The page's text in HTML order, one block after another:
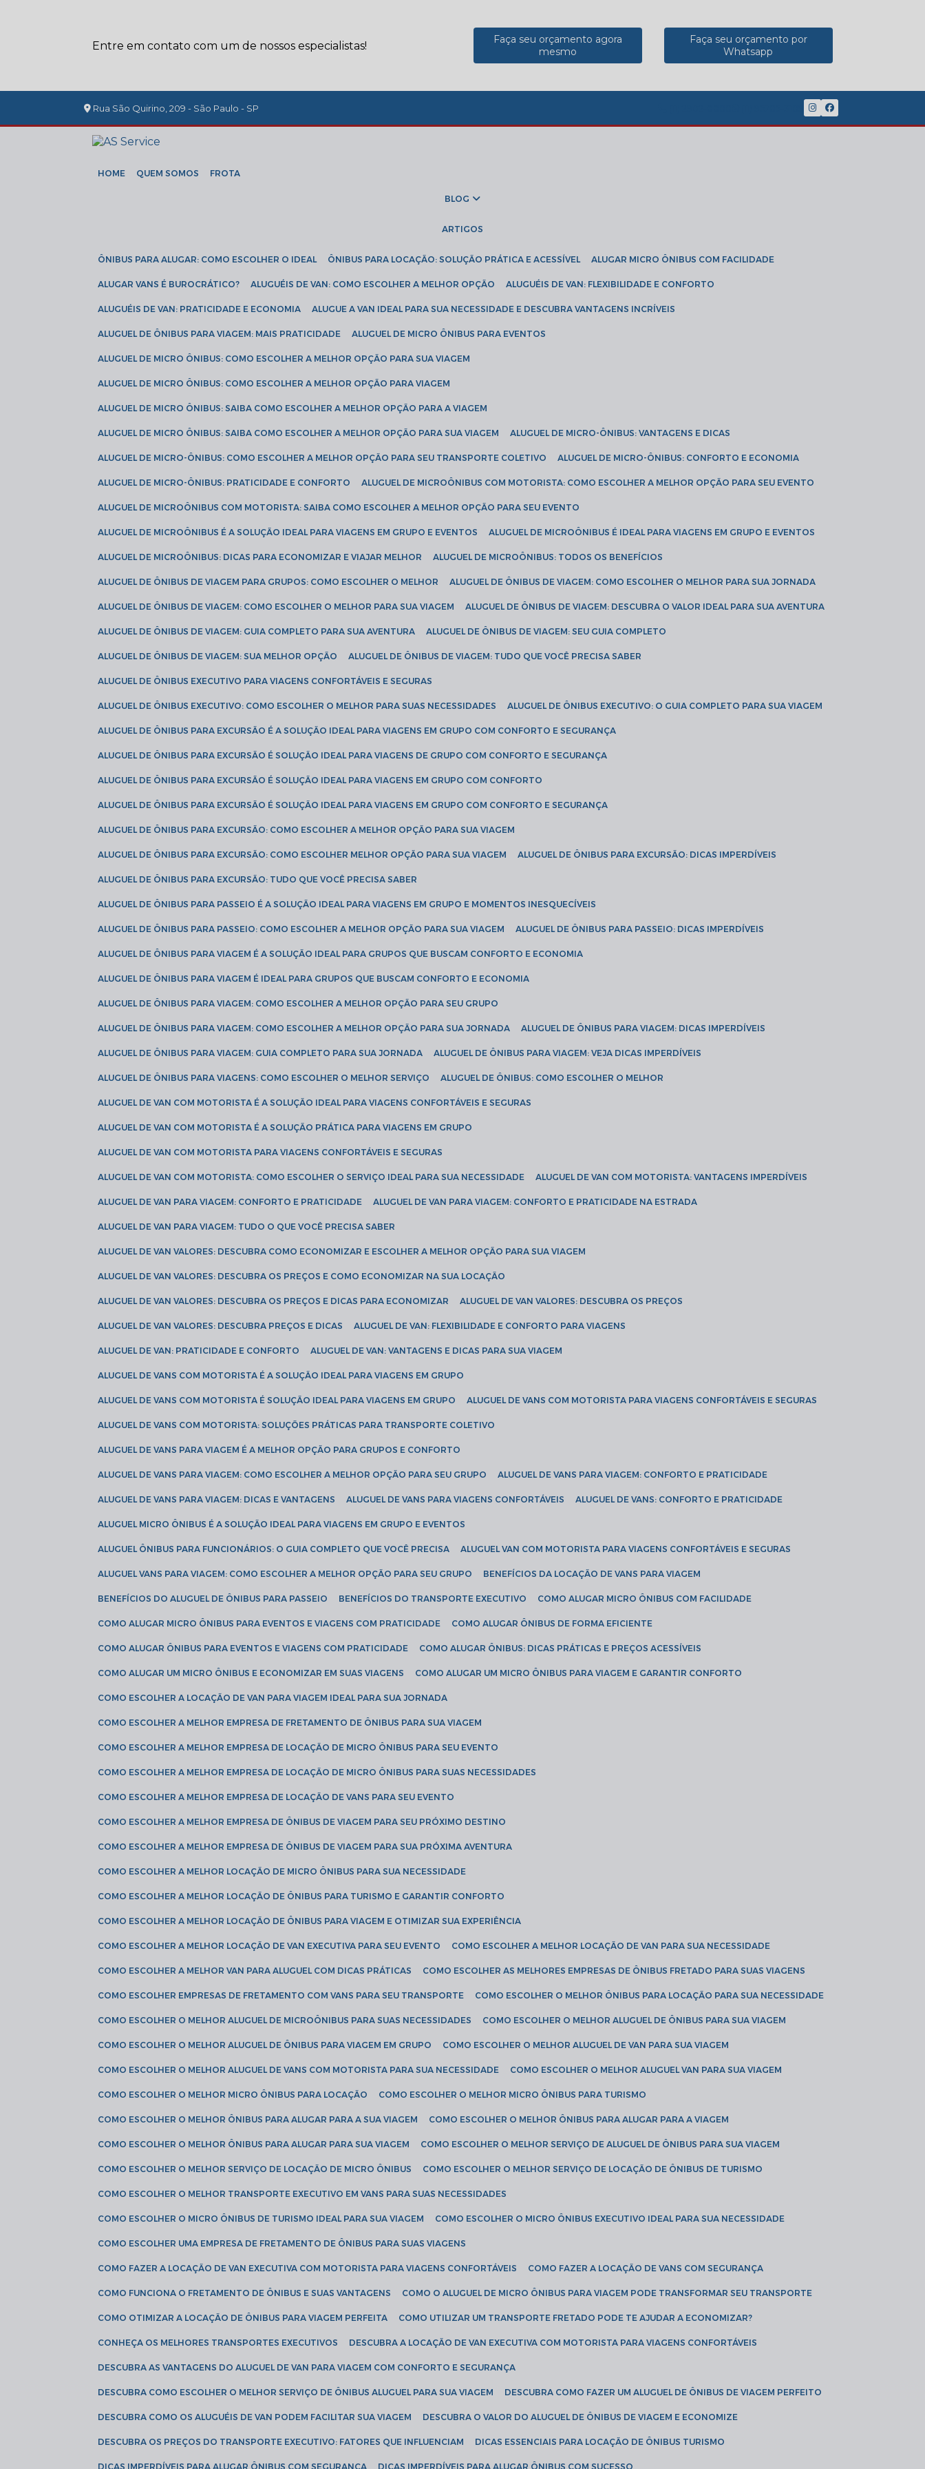
Entre em contato com um de nossos especialistas!
Faça seu orçamento agora
mesmo
Faça seu orçamento por
Whatsapp
Rua São Quirino, 209 - São Paulo - SP
HOME QUEM SOMOS FROTA
BLOG
ARTIGOS
ÔNIBUS PARA ALUGAR: COMO ESCOLHER O IDEAL ÔNIBUS PARA LOCAÇÃO: SOLUÇÃO PRÁTICA E ACESSÍVEL ALUGAR MICRO ÔNIBUS COM FACILIDADE
ALUGAR VANS É BUROCRÁTICO? ALUGUÉIS DE VAN: COMO ESCOLHER A MELHOR OPÇÃO ALUGUÉIS DE VAN: FLEXIBILIDADE E CONFORTO
ALUGUÉIS DE VAN: PRATICIDADE E ECONOMIA ALUGUE A VAN IDEAL PARA SUA NECESSIDADE E DESCUBRA VANTAGENS INCRÍVEIS
ALUGUEL DE ÔNIBUS PARA VIAGEM: MAIS PRATICIDADE ALUGUEL DE MICRO ÔNIBUS PARA EVENTOS
ALUGUEL DE MICRO ÔNIBUS: COMO ESCOLHER A MELHOR OPÇÃO PARA SUA VIAGEM
ALUGUEL DE MICRO ÔNIBUS: COMO ESCOLHER A MELHOR OPÇÃO PARA VIAGEM
ALUGUEL DE MICRO ÔNIBUS: SAIBA COMO ESCOLHER A MELHOR OPÇÃO PARA A VIAGEM
ALUGUEL DE MICRO ÔNIBUS: SAIBA COMO ESCOLHER A MELHOR OPÇÃO PARA SUA VIAGEM ALUGUEL DE MICRO-ÔNIBUS: VANTAGENS E DICAS
ALUGUEL DE MICRO-ÔNIBUS: COMO ESCOLHER A MELHOR OPÇÃO PARA SEU TRANSPORTE COLETIVO ALUGUEL DE MICRO-ÔNIBUS: CONFORTO E ECONOMIA
ALUGUEL DE MICRO-ÔNIBUS: PRATICIDADE E CONFORTO ALUGUEL DE MICROÔNIBUS COM MOTORISTA: COMO ESCOLHER A MELHOR OPÇÃO PARA SEU EVENTO
ALUGUEL DE MICROÔNIBUS COM MOTORISTA: SAIBA COMO ESCOLHER A MELHOR OPÇÃO PARA SEU EVENTO
ALUGUEL DE MICROÔNIBUS É A SOLUÇÃO IDEAL PARA VIAGENS EM GRUPO E EVENTOS ALUGUEL DE MICROÔNIBUS É IDEAL PARA VIAGENS EM GRUPO E EVENTOS
ALUGUEL DE MICROÔNIBUS: DICAS PARA ECONOMIZAR E VIAJAR MELHOR ALUGUEL DE MICROÔNIBUS: TODOS OS BENEFÍCIOS
ALUGUEL DE ÔNIBUS DE VIAGEM PARA GRUPOS: COMO ESCOLHER O MELHOR ALUGUEL DE ÔNIBUS DE VIAGEM: COMO ESCOLHER O MELHOR PARA SUA JORNADA
ALUGUEL DE ÔNIBUS DE VIAGEM: COMO ESCOLHER O MELHOR PARA SUA VIAGEM ALUGUEL DE ÔNIBUS DE VIAGEM: DESCUBRA O VALOR IDEAL PARA SUA AVENTURA
ALUGUEL DE ÔNIBUS DE VIAGEM: GUIA COMPLETO PARA SUA AVENTURA ALUGUEL DE ÔNIBUS DE VIAGEM: SEU GUIA COMPLETO
ALUGUEL DE ÔNIBUS DE VIAGEM: SUA MELHOR OPÇÃO ALUGUEL DE ÔNIBUS DE VIAGEM: TUDO QUE VOCÊ PRECISA SABER
ALUGUEL DE ÔNIBUS EXECUTIVO PARA VIAGENS CONFORTÁVEIS E SEGURAS
ALUGUEL DE ÔNIBUS EXECUTIVO: COMO ESCOLHER O MELHOR PARA SUAS NECESSIDADES ALUGUEL DE ÔNIBUS EXECUTIVO: O GUIA COMPLETO PARA SUA VIAGEM
ALUGUEL DE ÔNIBUS PARA EXCURSÃO É A SOLUÇÃO IDEAL PARA VIAGENS EM GRUPO COM CONFORTO E SEGURANÇA
ALUGUEL DE ÔNIBUS PARA EXCURSÃO É SOLUÇÃO IDEAL PARA VIAGENS DE GRUPO COM CONFORTO E SEGURANÇA
ALUGUEL DE ÔNIBUS PARA EXCURSÃO É SOLUÇÃO IDEAL PARA VIAGENS EM GRUPO COM CONFORTO
ALUGUEL DE ÔNIBUS PARA EXCURSÃO É SOLUÇÃO IDEAL PARA VIAGENS EM GRUPO COM CONFORTO E SEGURANÇA
ALUGUEL DE ÔNIBUS PARA EXCURSÃO: COMO ESCOLHER A MELHOR OPÇÃO PARA SUA VIAGEM
ALUGUEL DE ÔNIBUS PARA EXCURSÃO: COMO ESCOLHER MELHOR OPÇÃO PARA SUA VIAGEM ALUGUEL DE ÔNIBUS PARA EXCURSÃO: DICAS IMPERDÍVEIS
ALUGUEL DE ÔNIBUS PARA EXCURSÃO: TUDO QUE VOCÊ PRECISA SABER
ALUGUEL DE ÔNIBUS PARA PASSEIO É A SOLUÇÃO IDEAL PARA VIAGENS EM GRUPO E MOMENTOS INESQUECÍVEIS
ALUGUEL DE ÔNIBUS PARA PASSEIO: COMO ESCOLHER A MELHOR OPÇÃO PARA SUA VIAGEM ALUGUEL DE ÔNIBUS PARA PASSEIO: DICAS IMPERDÍVEIS
ALUGUEL DE ÔNIBUS PARA VIAGEM É A SOLUÇÃO IDEAL PARA GRUPOS QUE BUSCAM CONFORTO E ECONOMIA
ALUGUEL DE ÔNIBUS PARA VIAGEM É IDEAL PARA GRUPOS QUE BUSCAM CONFORTO E ECONOMIA
ALUGUEL DE ÔNIBUS PARA VIAGEM: COMO ESCOLHER A MELHOR OPÇÃO PARA SEU GRUPO
ALUGUEL DE ÔNIBUS PARA VIAGEM: COMO ESCOLHER A MELHOR OPÇÃO PARA SUA JORNADA ALUGUEL DE ÔNIBUS PARA VIAGEM: DICAS IMPERDÍVEIS
ALUGUEL DE ÔNIBUS PARA VIAGEM: GUIA COMPLETO PARA SUA JORNADA ALUGUEL DE ÔNIBUS PARA VIAGEM: VEJA DICAS IMPERDÍVEIS
ALUGUEL DE ÔNIBUS PARA VIAGENS: COMO ESCOLHER O MELHOR SERVIÇO ALUGUEL DE ÔNIBUS: COMO ESCOLHER O MELHOR
ALUGUEL DE VAN COM MOTORISTA É A SOLUÇÃO IDEAL PARA VIAGENS CONFORTÁVEIS E SEGURAS
ALUGUEL DE VAN COM MOTORISTA É A SOLUÇÃO PRÁTICA PARA VIAGENS EM GRUPO
ALUGUEL DE VAN COM MOTORISTA PARA VIAGENS CONFORTÁVEIS E SEGURAS
ALUGUEL DE VAN COM MOTORISTA: COMO ESCOLHER O SERVIÇO IDEAL PARA SUA NECESSIDADE ALUGUEL DE VAN COM MOTORISTA: VANTAGENS IMPERDÍVEIS
ALUGUEL DE VAN PARA VIAGEM: CONFORTO E PRATICIDADE ALUGUEL DE VAN PARA VIAGEM: CONFORTO E PRATICIDADE NA ESTRADA
ALUGUEL DE VAN PARA VIAGEM: TUDO O QUE VOCÊ PRECISA SABER
ALUGUEL DE VAN VALORES: DESCUBRA COMO ECONOMIZAR E ESCOLHER A MELHOR OPÇÃO PARA SUA VIAGEM
ALUGUEL DE VAN VALORES: DESCUBRA OS PREÇOS E COMO ECONOMIZAR NA SUA LOCAÇÃO
ALUGUEL DE VAN VALORES: DESCUBRA OS PREÇOS E DICAS PARA ECONOMIZAR ALUGUEL DE VAN VALORES: DESCUBRA OS PREÇOS
ALUGUEL DE VAN VALORES: DESCUBRA PREÇOS E DICAS ALUGUEL DE VAN: FLEXIBILIDADE E CONFORTO PARA VIAGENS
ALUGUEL DE VAN: PRATICIDADE E CONFORTO ALUGUEL DE VAN: VANTAGENS E DICAS PARA SUA VIAGEM
ALUGUEL DE VANS COM MOTORISTA É A SOLUÇÃO IDEAL PARA VIAGENS EM GRUPO
ALUGUEL DE VANS COM MOTORISTA É SOLUÇÃO IDEAL PARA VIAGENS EM GRUPO ALUGUEL DE VANS COM MOTORISTA PARA VIAGENS CONFORTÁVEIS E SEGURAS
ALUGUEL DE VANS COM MOTORISTA: SOLUÇÕES PRÁTICAS PARA TRANSPORTE COLETIVO
ALUGUEL DE VANS PARA VIAGEM É A MELHOR OPÇÃO PARA GRUPOS E CONFORTO
ALUGUEL DE VANS PARA VIAGEM: COMO ESCOLHER A MELHOR OPÇÃO PARA SEU GRUPO ALUGUEL DE VANS PARA VIAGEM: CONFORTO E PRATICIDADE
ALUGUEL DE VANS PARA VIAGEM: DICAS E VANTAGENS ALUGUEL DE VANS PARA VIAGENS CONFORTÁVEIS ALUGUEL DE VANS: CONFORTO E PRATICIDADE
ALUGUEL MICRO ÔNIBUS É A SOLUÇÃO IDEAL PARA VIAGENS EM GRUPO E EVENTOS
ALUGUEL ÔNIBUS PARA FUNCIONÁRIOS: O GUIA COMPLETO QUE VOCÊ PRECISA ALUGUEL VAN COM MOTORISTA PARA VIAGENS CONFORTÁVEIS E SEGURAS
ALUGUEL VANS PARA VIAGEM: COMO ESCOLHER A MELHOR OPÇÃO PARA SEU GRUPO BENEFÍCIOS DA LOCAÇÃO DE VANS PARA VIAGEM
BENEFÍCIOS DO ALUGUEL DE ÔNIBUS PARA PASSEIO BENEFÍCIOS DO TRANSPORTE EXECUTIVO COMO ALUGAR MICRO ÔNIBUS COM FACILIDADE
COMO ALUGAR MICRO ÔNIBUS PARA EVENTOS E VIAGENS COM PRATICIDADE COMO ALUGAR ÔNIBUS DE FORMA EFICIENTE
COMO ALUGAR ÔNIBUS PARA EVENTOS E VIAGENS COM PRATICIDADE COMO ALUGAR ÔNIBUS: DICAS PRÁTICAS E PREÇOS ACESSÍVEIS
COMO ALUGAR UM MICRO ÔNIBUS E ECONOMIZAR EM SUAS VIAGENS COMO ALUGAR UM MICRO ÔNIBUS PARA VIAGEM E GARANTIR CONFORTO
COMO ESCOLHER A LOCAÇÃO DE VAN PARA VIAGEM IDEAL PARA SUA JORNADA
COMO ESCOLHER A MELHOR EMPRESA DE FRETAMENTO DE ÔNIBUS PARA SUA VIAGEM
COMO ESCOLHER A MELHOR EMPRESA DE LOCAÇÃO DE MICRO ÔNIBUS PARA SEU EVENTO
COMO ESCOLHER A MELHOR EMPRESA DE LOCAÇÃO DE MICRO ÔNIBUS PARA SUAS NECESSIDADES
COMO ESCOLHER A MELHOR EMPRESA DE LOCAÇÃO DE VANS PARA SEU EVENTO
COMO ESCOLHER A MELHOR EMPRESA DE ÔNIBUS DE VIAGEM PARA SEU PRÓXIMO DESTINO
COMO ESCOLHER A MELHOR EMPRESA DE ÔNIBUS DE VIAGEM PARA SUA PRÓXIMA AVENTURA
COMO ESCOLHER A MELHOR LOCAÇÃO DE MICRO ÔNIBUS PARA SUA NECESSIDADE
COMO ESCOLHER A MELHOR LOCAÇÃO DE ÔNIBUS PARA TURISMO E GARANTIR CONFORTO
COMO ESCOLHER A MELHOR LOCAÇÃO DE ÔNIBUS PARA VIAGEM E OTIMIZAR SUA EXPERIÊNCIA
COMO ESCOLHER A MELHOR LOCAÇÃO DE VAN EXECUTIVA PARA SEU EVENTO COMO ESCOLHER A MELHOR LOCAÇÃO DE VAN PARA SUA NECESSIDADE
COMO ESCOLHER A MELHOR VAN PARA ALUGUEL COM DICAS PRÁTICAS COMO ESCOLHER AS MELHORES EMPRESAS DE ÔNIBUS FRETADO PARA SUAS VIAGENS
COMO ESCOLHER EMPRESAS DE FRETAMENTO COM VANS PARA SEU TRANSPORTE COMO ESCOLHER O MELHOR ÔNIBUS PARA LOCAÇÃO PARA SUA NECESSIDADE
COMO ESCOLHER O MELHOR ALUGUEL DE MICROÔNIBUS PARA SUAS NECESSIDADES COMO ESCOLHER O MELHOR ALUGUEL DE ÔNIBUS PARA SUA VIAGEM
COMO ESCOLHER O MELHOR ALUGUEL DE ÔNIBUS PARA VIAGEM EM GRUPO COMO ESCOLHER O MELHOR ALUGUEL DE VAN PARA SUA VIAGEM
COMO ESCOLHER O MELHOR ALUGUEL DE VANS COM MOTORISTA PARA SUA NECESSIDADE COMO ESCOLHER O MELHOR ALUGUEL VAN PARA SUA VIAGEM
COMO ESCOLHER O MELHOR MICRO ÔNIBUS PARA LOCAÇÃO COMO ESCOLHER O MELHOR MICRO ÔNIBUS PARA TURISMO
COMO ESCOLHER O MELHOR ÔNIBUS PARA ALUGAR PARA A SUA VIAGEM COMO ESCOLHER O MELHOR ÔNIBUS PARA ALUGAR PARA A VIAGEM
COMO ESCOLHER O MELHOR ÔNIBUS PARA ALUGAR PARA SUA VIAGEM COMO ESCOLHER O MELHOR SERVIÇO DE ALUGUEL DE ÔNIBUS PARA SUA VIAGEM
COMO ESCOLHER O MELHOR SERVIÇO DE LOCAÇÃO DE MICRO ÔNIBUS COMO ESCOLHER O MELHOR SERVIÇO DE LOCAÇÃO DE ÔNIBUS DE TURISMO
COMO ESCOLHER O MELHOR TRANSPORTE EXECUTIVO EM VANS PARA SUAS NECESSIDADES
COMO ESCOLHER O MICRO ÔNIBUS DE TURISMO IDEAL PARA SUA VIAGEM COMO ESCOLHER O MICRO ÔNIBUS EXECUTIVO IDEAL PARA SUA NECESSIDADE
COMO ESCOLHER UMA EMPRESA DE FRETAMENTO DE ÔNIBUS PARA SUAS VIAGENS
COMO FAZER A LOCAÇÃO DE VAN EXECUTIVA COM MOTORISTA PARA VIAGENS CONFORTÁVEIS COMO FAZER A LOCAÇÃO DE VANS COM SEGURANÇA
COMO FUNCIONA O FRETAMENTO DE ÔNIBUS E SUAS VANTAGENS COMO O ALUGUEL DE MICRO ÔNIBUS PARA VIAGEM PODE TRANSFORMAR SEU TRANSPORTE
COMO OTIMIZAR A LOCAÇÃO DE ÔNIBUS PARA VIAGEM PERFEITA COMO UTILIZAR UM TRANSPORTE FRETADO PODE TE AJUDAR A ECONOMIZAR?
CONHEÇA OS MELHORES TRANSPORTES EXECUTIVOS DESCUBRA A LOCAÇÃO DE VAN EXECUTIVA COM MOTORISTA PARA VIAGENS CONFORTÁVEIS
DESCUBRA AS VANTAGENS DO ALUGUEL DE VAN PARA VIAGEM COM CONFORTO E SEGURANÇA
DESCUBRA COMO ESCOLHER O MELHOR SERVIÇO DE ÔNIBUS ALUGUEL PARA SUA VIAGEM DESCUBRA COMO FAZER UM ALUGUEL DE ÔNIBUS DE VIAGEM PERFEITO
DESCUBRA COMO OS ALUGUÉIS DE VAN PODEM FACILITAR SUA VIAGEM DESCUBRA O VALOR DO ALUGUEL DE ÔNIBUS DE VIAGEM E ECONOMIZE
DESCUBRA OS PREÇOS DO TRANSPORTE EXECUTIVO: FATORES QUE INFLUENCIAM DICAS ESSENCIAIS PARA LOCAÇÃO DE ÔNIBUS TURISMO
DICAS IMPERDÍVEIS PARA ALUGAR ÔNIBUS COM SEGURANÇA DICAS IMPERDÍVEIS PARA ALUGAR ÔNIBUS COM SUCESSO